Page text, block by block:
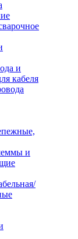
и
кабеля
и